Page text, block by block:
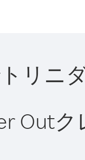
リニ
Out